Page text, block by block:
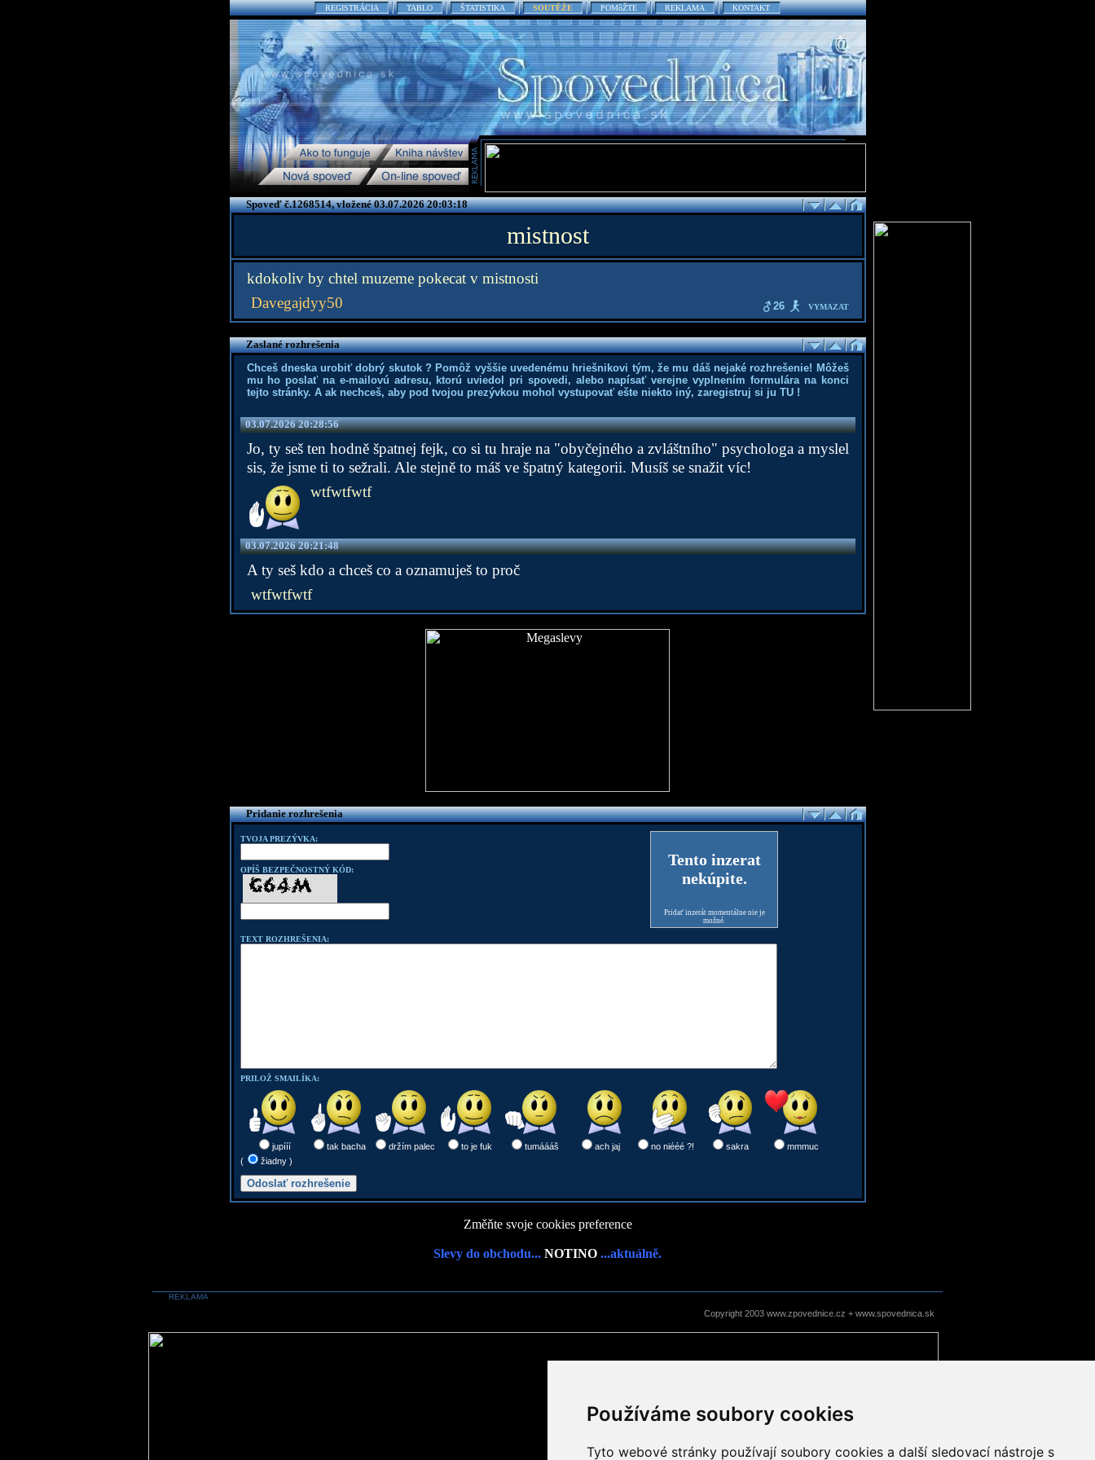
Používáme soubory cookies
Tyto webové stránky používají soubory cookies a další sledovací nástroje s
REGISTRÁCIA TABLO ŠTATISTIKA SOUTĚŽE POMôŽTE REKLAMA KONTAKT
Spoveď č.1268514, vložené 03.07.2026 20:03:18
mistnost
kdokoliv by chtel muzeme pokecat v mistnosti
Davegajdyy50
26 VYMAZAT
Zaslané rozhrešenia
Chceš dneska urobiť dobrý skutok ? Pomôž vyššie uvedenému hriešnikovi tým, že mu dáš nejaké rozhrešenie! Môžeš
mu ho poslať na e-mailovú adresu, ktorú uviedol pri spovedi, alebo napísať verejne vyplnením formulára na konci
tejto stránky. A ak nechceš, aby pod tvojou prezývkou mohol vystupovať ešte niekto iný, zaregistruj si ju TU!
03.07.2026 20:28:56
Jo, ty seš ten hodně špatnej fejk, co si tu hraje na "obyčejného a zvláštního" psychologa a myslel
sis, že jsme ti to sežrali. Ale stejně to máš ve špatný kategorii. Musíš se snažit víc!
wtfwtfwtf
03.07.2026 20:21:48
A ty seš kdo a chceš co a oznamuješ to proč
wtfwtfwtf
Pridanie rozhrešenia
TVOJA PREZÝVKA:
OPÍŠ BEZPEČNOSTNÝ KÓD:
Tento inzerat
nekúpite.
Pridať inzerát momentálne nie je
možné.
TEXT ROZHREŠENIA:
PRILOŽ SMAILÍKA:
jupííí tak bacha držím palec to je fuk tumáááš ach jaj no niééé ?! sakra
mmmuc
(
žiadny )
Změňte svoje cookies preference
Slevy do obchodu... NOTINO ...aktuálně.
REKLAMA
Copyright 2003 www.zpovednice.cz + www.spovednica.sk